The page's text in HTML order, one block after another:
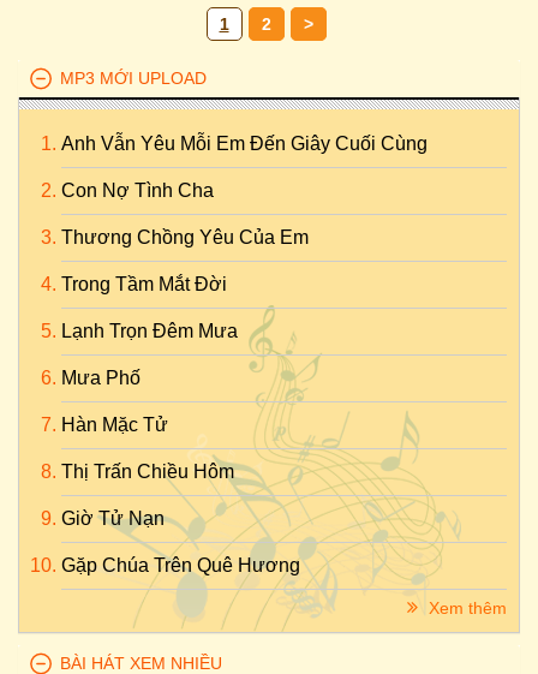
1 2 >
MP3 MỚI UPLOAD
Anh Vẫn Yêu Mỗi Em Đến Giây Cuối Cùng
Con Nợ Tình Cha
Thương Chồng Yêu Của Em
Trong Tầm Mắt Đời
Lạnh Trọn Đêm Mưa
Mưa Phố
Hàn Mặc Tử
Thị Trấn Chiều Hôm
Giờ Tử Nạn
Gặp Chúa Trên Quê Hương
Xem thêm
BÀI HÁT XEM NHIỀU